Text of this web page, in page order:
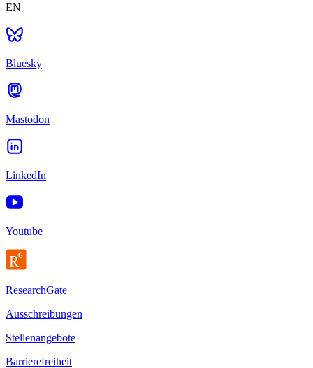
EN
Bluesky
Mastodon
LinkedIn
Youtube
ResearchGate
Ausschreibungen
Stellenangebote
Barrierefreiheit